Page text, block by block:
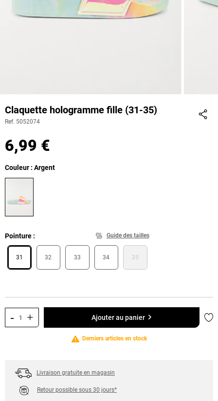
Claquette hologramme fille (31-35)
Ref. 5052074
6,99 €
Couleur : Argent
Pointure Guide des tailles
31 32 33 34 35
- + Ajouter au panier
Derniers articles en stock
Livraison gratuite en magasin
Retour possible sous 30 jours*